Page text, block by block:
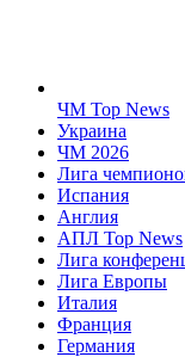
ЧМ Top News
Украина
ЧМ 2026
Лига
Испания
Англия
АПЛ Top News
Лига
Лига Европы
Италия
Франция
Германия